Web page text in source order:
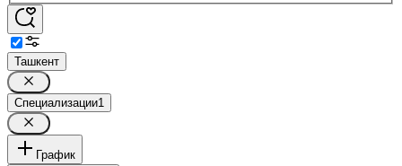
Ташкент
Специализации1
График